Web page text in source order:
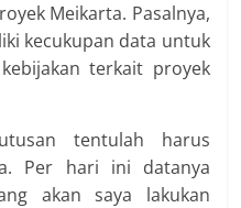
Meikarta. Pasalnya,
kecukupan data untuk
terkait proyek
tentulah harus
Per hari ini datanya
akan saya lakukan